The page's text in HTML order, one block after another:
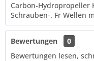
Carbon-Hydropropeller
Schrauben-. Fr Wellen
Bewertungen
0
Bewertungen lesen,